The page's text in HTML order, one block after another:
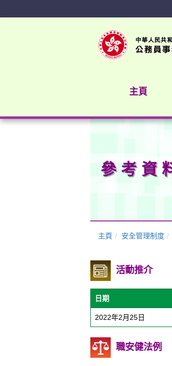
主頁
參 考 資
主頁 安全管理制度
活動推介
日期
2022年2月25日
職安健法例